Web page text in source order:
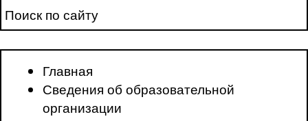
Поиск по сайту
Главная
Сведения об образовательной
организации